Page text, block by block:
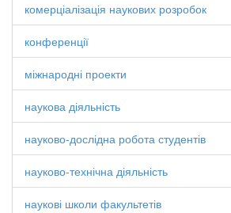
комерціалізація наукових розробок
конференції
міжнародні проекти
наукова діяльність
науково-дослідна робота студентів
науково-технічна діяльність
наукові школи факультетів